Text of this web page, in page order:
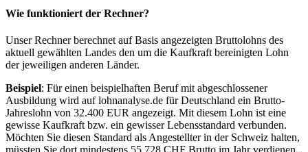
Wie funktioniert der Rechner?
Unser Rechner berechnet auf Basis angezeigten Bruttolohns des
aktuell gewählten Landes den um die Kaufkraft bereinigten Lohn
der jeweiligen anderen Länder.
Beispiel: Für einen beispielhaften Beruf mit abgeschlossener
Ausbildung wird auf lohnanalyse.de für Deutschland ein Brutto-
Jahreslohn von 32.400 EUR angezeigt. Mit diesem Lohn ist eine
gewisse Kaufkraft bzw. ein gewisser Lebensstandard verbunden.
Möchten Sie diesen Standard als Angestellter in der Schweiz halten,